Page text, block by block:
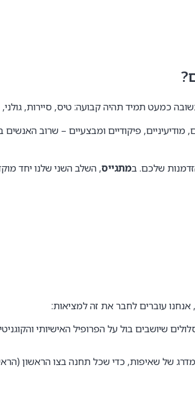
כמעט תמיד תהיה קבועה: טיס, סיירות, גולני, או
פיקודיים ומבצעיים – שרוב
מתגייס, השלב השני שלנו יחד
אנחנו עוברים לחבר את זה למציאות:
שיושבים בול על הפרופיל האישיותי
מדרג של שאיפות, כדי שכל תחנה בצו הראשון